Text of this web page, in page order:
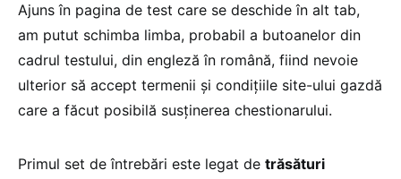
Ajuns în pagina de test care se deschide în alt tab,
am putut schimba limba, probabil a butoanelor din
cadrul testului, din engleză în română, fiind nevoie
ulterior să accept termenii și condițiile site-ului gazdă
care a făcut posibilă susținerea chestionarului.
Primul set de întrebări este legat de trăsături